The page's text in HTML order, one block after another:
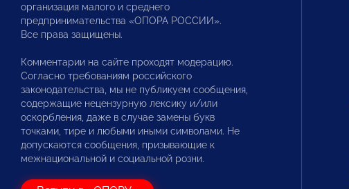
организация малого и среднего
предпринимательства «ОПОРА РОССИИ».
Все права защищены.
Комментарии на сайте проходят модерацию.
Согласно требованиям российского
законодательства, мы не публикуем сообщения,
содержащие нецензурную лексику и/или
оскорбления, даже в случае замены букв
точками, тире и любыми иными символами. Не
допускаются сообщения, призывающие к
межнациональной и социальной розни.